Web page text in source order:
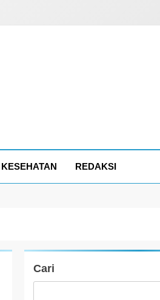
KESEHATAN REDAKSI
Cari